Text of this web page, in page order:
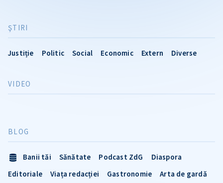
ŞTIRI
Justiție Politic Social Economic Extern Diverse
VIDEO
BLOG
Banii tăi Sănătate Podcast ZdG
Diaspora
Editoriale
Viața redacției Gastronomie
Arta de gardă